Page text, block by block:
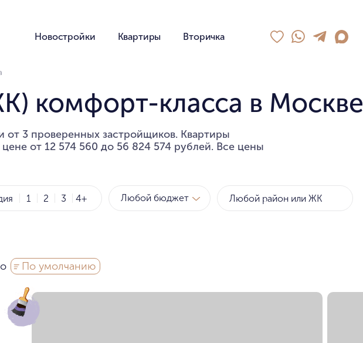
Новостройки Квартиры Вторичка
комфорт-класса в Москве
3 проверенных застройщиков. Квартиры
от 12 574 560 до 56 824 574 рублей. Все цены
1 2 3 4+ Любой бюджет
По умолчанию